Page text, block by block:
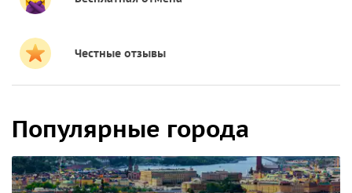
Честные отзывы
Популярные города